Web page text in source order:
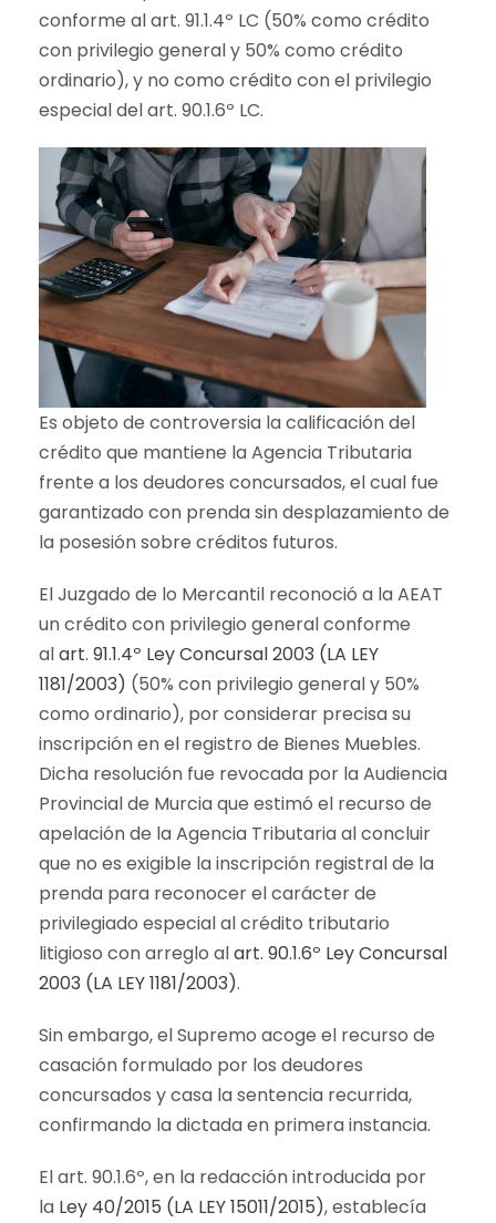
conforme al art. 91.1.4º LC (50% como crédito
con privilegio general y 50% como crédito
ordinario), y no como crédito con el privilegio
especial del art. 90.1.6º LC.
Es objeto de controversia la calificación del
crédito que mantiene la Agencia Tributaria
frente a los deudores concursados, el cual fue
garantizado con prenda sin desplazamiento de
la posesión sobre créditos futuros.
El Juzgado de lo Mercantil reconoció a la AEAT
un crédito con privilegio general conforme
alart. 91.1.4º Ley Concursal 2003 (LA LEY
1181/2003) (50% con privilegio general y 50%
como ordinario), por considerar precisa su
inscripción en el registro de Bienes Muebles.
Dicha resolución fue revocada por la Audiencia
Provincial de Murcia que estimó el recurso de
apelación de la Agencia Tributaria al concluir
que no es exigible la inscripción registral de la
prenda para reconocer el carácter de
privilegiado especial al crédito tributario
litigioso con arreglo alart. 90.1.6º Ley Concursal
2003 (LA LEY 1181/2003).
Sin embargo, el Supremo acoge el recurso de
casación formulado por los deudores
concursados y casa la sentencia recurrida,
confirmando la dictada en primera instancia.
El art. 90.1.6º, en la redacción introducida por
la Ley 40/2015 (LA LEY 15011/2015), establecía